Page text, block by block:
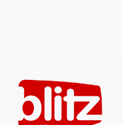
content